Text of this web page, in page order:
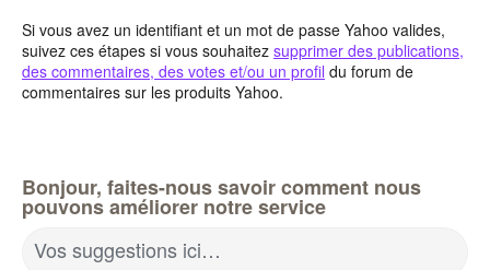
Si vous avez un identifiant et un mot de passe Yahoo valides,
suivez ces étapes si vous souhaitez supprimer des publications,
des commentaires, des votes et/ou un profil du forum de
commentaires sur les produits Yahoo.
Bonjour, faites-nous savoir comment nous
pouvons améliorer notre service
Vos suggestions ici…